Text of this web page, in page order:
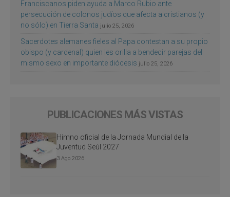
Franciscanos piden ayuda a Marco Rubio ante
persecución de colonos judíos que afecta a cristianos (y
no sólo) en Tierra Santa julio 25, 2026
Sacerdotes alemanes fieles al Papa contestan a su propio
obispo (y cardenal) quien les orilla a bendecir parejas del
mismo sexo en importante diócesis julio 25, 2026
PUBLICACIONES MÁS VISTAS
Himno oficial de la Jornada Mundial de la
Juventud Seúl 2027
3 Ago 2026